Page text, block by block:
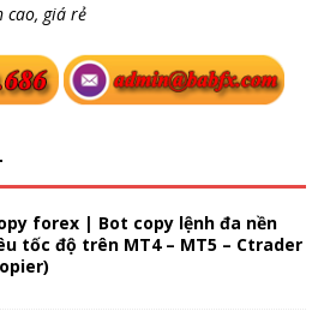
cao, giá rẻ
forex | Bot copy lệnh đa nền
tốc độ trên MT4 – MT5 – Ctrader